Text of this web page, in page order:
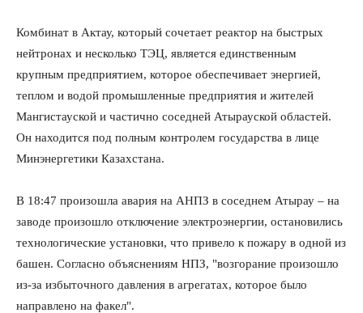
Комбинат в Актау, который сочетает реактор на быстрых
нейтронах и несколько ТЭЦ, является единственным
крупным предприятием, которое обеспечивает энергией,
теплом и водой промышленные предприятия и жителей
Мангистауской и частично соседней Атырауской областей.
Он находится под полным контролем государства в лице
Минэнергетики Казахстана.
В 18:47 произошла авария на АНПЗ в соседнем Атырау – на
заводе произошло отключение электроэнергии, остановились
технологические установки, что привело к пожару в одной из
башен. Согласно объяснениям НПЗ, "возгорание произошло
из-за избыточного давления в агрегатах, которое было
направлено на факел".